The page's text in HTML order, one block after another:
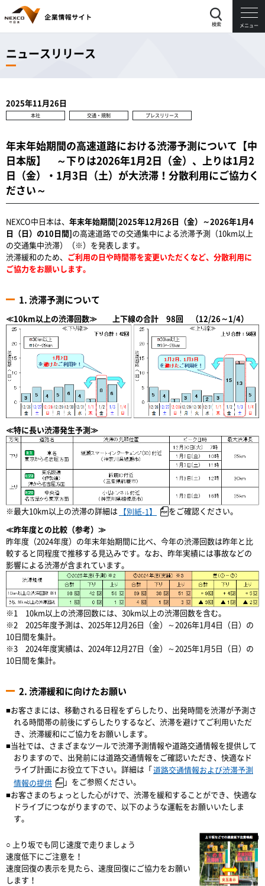
検索 メニュー
ニュースリリース
2025年11月26日
本社 交通・規制 プレスリリース
年末年始期間の高速道路における渋滞予測について【中
日本版】 ～下りは2026年1月2日（金）、上りは1月2
日（金）・1月3日（土）が大渋滞！分散利用にご協力く
ださい～
NEXCO中日本は、 年末年始期間[2025年12月26日（金）～2026年1月4
日（日）の10日間]の高速道路での交通集中による渋滞予測（10km以上
の交通集中渋滞）（※）を発表します。
渋滞緩和のため、 ご利用の日や時間帯を変更いただくなど、分散利用に
ご協力をお願いします。
1. 渋滞予測について
≪10km以上の渋滞回数≫ 上下線の合計 98回 （12/26～1/4）
≪特に長い渋滞発生予測≫
※最大10km以上の渋滞の詳細は 【別紙-1】
をご確認ください。
≪昨年度との比較（参考）≫
昨年度（2024年度）の年末年始期間に比べ、今年の渋滞回数は昨年と比
較すると同程度で推移する見込みです。なお、昨年実績には事故などの
影響による渋滞が含まれています。
※1 10km以上の渋滞回数には、30km以上の渋滞回数を含む。
※2 2025年度予測は、2025年12月26日（金）～2026年1月4日（日）の
10日間を集計。
※3 2024年度実績は、2024年12月27日（金）～2025年1月5日（日）の
10日間を集計。
2. 渋滞緩和に向けたお願い
■お客さまには、移動される日程をずらしたり、出発時間を渋滞が予測さ
れる時間帯の前後にずらしたりするなど、渋滞を避けてご利用いただ
き、渋滞緩和にご協力をお願いします。
■当社では、さまざまなツールで渋滞予測情報や道路交通情報を提供して
おりますので、出発前には道路交通情報をご確認いただき、快適なド
ライブ計画にお役立て下さい。詳細は「道路交通情報および渋滞予測
情報の提供
」をご参照ください。
■お客さまのちょっとした心がけで、渋滞を緩和することができ、快適な
ドライブにつながりますので、以下のような運転をお願いいたしま
す。
○ 上り坂でも同じ速度で走りましょう
速度低下にご注意を！
速度回復の表示を見たら、速度回復にご協力をお願い
します！